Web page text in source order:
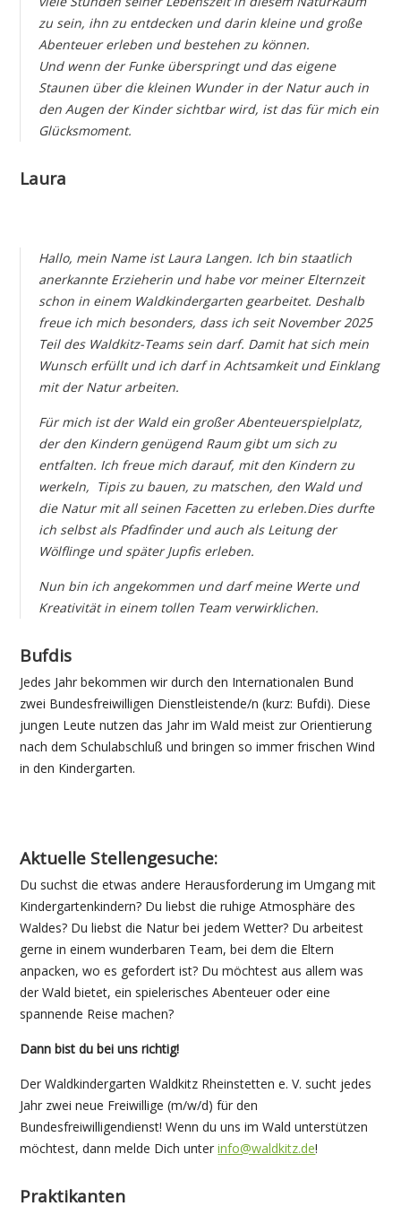
zu sein, ihn zu entdecken und darin kleine und große
Abenteuer erleben und bestehen zu können.
Und wenn der Funke überspringt und das eigene
Staunen über die kleinen Wunder in der Natur auch in
den Augen der Kinder sichtbar wird, ist das für mich ein
Glücksmoment.
Laura
Hallo, mein Name ist Laura Langen. Ich bin staatlich
anerkannte Erzieherin und habe vor meiner Elternzeit
schon in einem Waldkindergarten gearbeitet. Deshalb
freue ich mich besonders, dass ich seit November 2025
Teil des Waldkitz-Teams sein darf. Damit hat sich mein
Wunsch erfüllt und ich darf in Achtsamkeit und Einklang
mit der Natur arbeiten.
Für mich ist der Wald ein großer Abenteuerspielplatz,
der den Kindern genügend Raum gibt um sich zu
entfalten. Ich freue mich darauf, mit den Kindern zu
werkeln, Tipis zu bauen, zu matschen, den Wald und
die Natur mit all seinen Facetten zu erleben.Dies durfte
ich selbst als Pfadfinder und auch als Leitung der
Wölflinge und später Jupfis erleben.
Nun bin ich angekommen und darf meine Werte und
Kreativität in einem tollen Team verwirklichen.
Bufdis
Jedes Jahr bekommen wir durch den Internationalen Bund
zwei Bundesfreiwilligen Dienstleistende/n (kurz: Bufdi). Diese
jungen Leute nutzen das Jahr im Wald meist zur Orientierung
nach dem Schulabschluß und bringen so immer frischen Wind
in den Kindergarten.
Aktuelle Stellengesuche:
Du suchst die etwas andere Herausforderung im Umgang mit
Kindergartenkindern? Du liebst die ruhige Atmosphäre des
Waldes? Du liebst die Natur bei jedem Wetter? Du arbeitest
gerne in einem wunderbaren Team, bei dem die Eltern
anpacken, wo es gefordert ist? Du möchtest aus allem was
der Wald bietet, ein spielerisches Abenteuer oder eine
spannende Reise machen?
Dann bist du bei uns richtig!
Der Waldkindergarten Waldkitz Rheinstetten e. V. sucht jedes
Jahr zwei neue Freiwillige (m/w/d) für den
Bundesfreiwilligendienst! Wenn du uns im Wald unterstützen
möchtest, dann melde Dich unterinfo@waldkitz.de!
Praktikanten